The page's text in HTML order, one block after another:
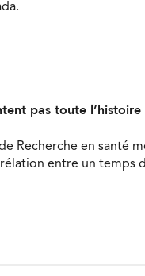
pas toute
Recherche en santé
entre un temps